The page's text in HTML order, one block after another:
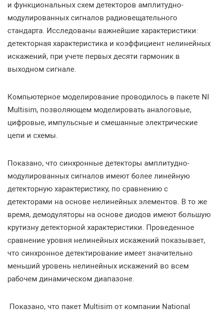
и функциональных схем детекторов амплитудно-
модулированных сигналов радиовещательного
стандарта. Исследованы важнейшие характеристики:
детекторная характеристика и коэффициент нелинейных
искажений, при учете первых десяти гармоник в
выходном сигнале.
Компьютерное моделирование проводилось в пакете NI
Multisim, позволяющем моделировать аналоговые,
цифровые, импульсные и смешанные электрические
цепи и схемы.
Показано, что синхронные детекторы амплитудно-
модулированных сигналов имеют более линейную
детекторную характеристику, по сравнению с
детекторами на основе нелинейных элементов. В то же
время, демодуляторы на основе диодов имеют большую
крутизну детекторной характеристики. Проведенное
сравнение уровня нелинейных искажений показывает,
что синхронное детектирование имеет значительно
меньший уровень нелинейных искажений во всем
рабочем динамическом диапазоне.
Показано, что пакет Multisim от компании National